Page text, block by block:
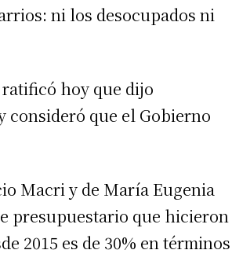
ni los desocupados ni
hoy que dijo
consideró que el Gobierno
Macri y de María Eugenia
presupuestario que hicieron
2015 es de 30% en términos